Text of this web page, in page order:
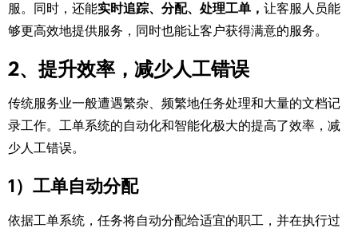
服。同时，还能实时追踪、分配、处理工单， 让客服人员能
够更高效地提供服务，同时也能让客户获得满意的服务。
2、提升效率，减少人工错误
传统服务业一般遭遇繁杂、频繁地任务处理和大量的文档记
录工作。工单系统的自动化和智能化极大的提高了效率，减
少人工错误。
1）工单自动分配
依据工单系统，任务将自动分配给适宜的职工，并在执行过